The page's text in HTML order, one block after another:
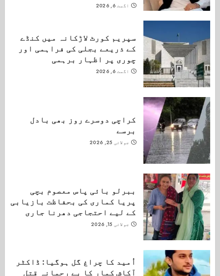
اگست 6, 2026
سپریم کورٹ لاڑکانہ میں کنڈے
کے ذریعے بجلی کی فراہمی اور
چوری پر اظہار برہمی
اگست 6, 2026
کراچی دوسرے روز بھی بادل
برسے
جولائی 25, 2026
ببرلو بائی پاس معصوم بچی
پریا کماری کی بحفاظت بازیابی
کے لیے احتجاجی دھرنا جاری
جولائی 15, 2026
اُمید کا چراغ گل ہوگیا: ڈاکٹر
آکاش کمار کا بے رحمانہ قتل